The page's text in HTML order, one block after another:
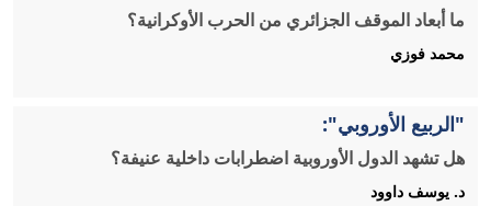
ما أبعاد الموقف الجزائري من الحرب الأوكرانية؟
محمد فوزي
"الربيع الأوروبي":
هل تشهد الدول الأوروبية اضطرابات داخلية عنيفة؟
د. يوسف داوود